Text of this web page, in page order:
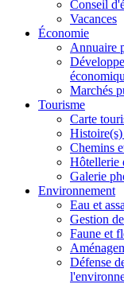
Conseil
Vacances
Économie
Annuaire
Marchés
Tourisme
Carte
Chemins
Hôtellerie
Galerie
Environnement
Eau et
Gestion
Faune et
Défense